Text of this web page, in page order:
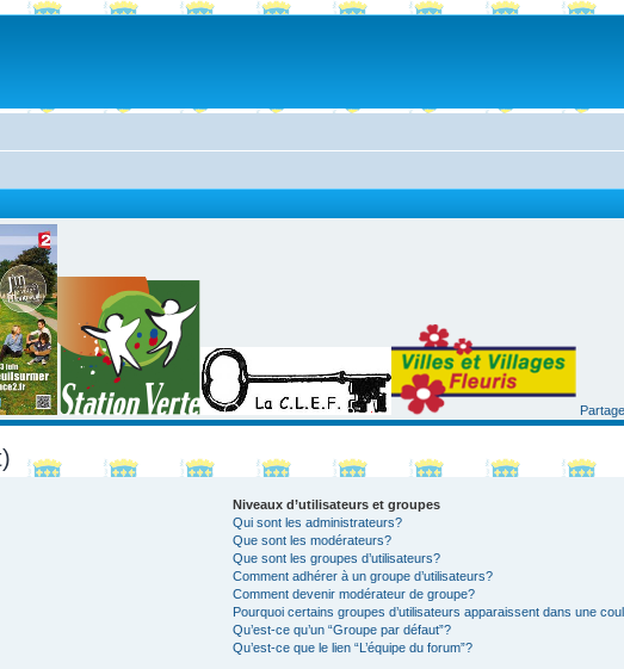
Niveaux d’utilisateurs et groupes
Qui sont les administrateurs?
Que sont les modérateurs?
Que sont les groupes d’utilisateurs?
Comment adhérer à un groupe d’utilisateurs?
Comment devenir modérateur de groupe?
Pourquoi certains groupes d’utilisateurs apparaissent dans une
Qu’est-ce qu’un “Groupe par défaut”?
Qu’est-ce que le lien “L’équipe du forum”?